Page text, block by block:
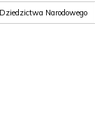
Narodowego